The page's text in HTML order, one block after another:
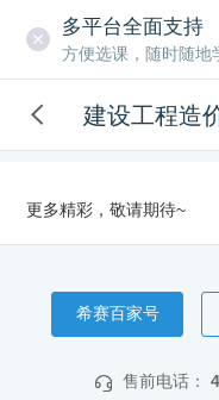
多平台全面支持
方便选课，随时随地
建设工程造
更多精彩，敬请期待~
希赛百家号
售前电话：